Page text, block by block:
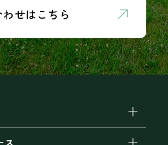
せはこちら
ス